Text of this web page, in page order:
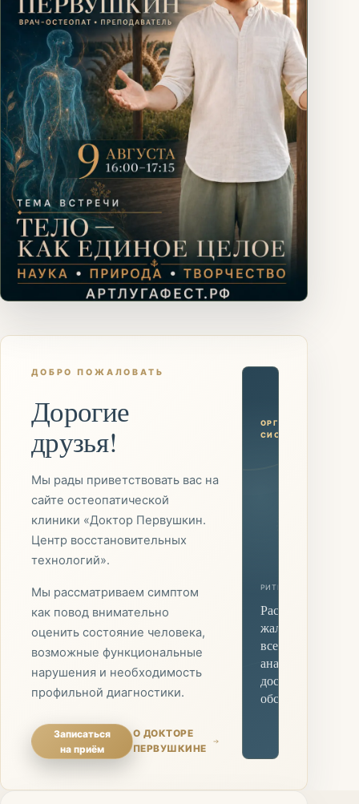
ДОБРО ПОЖАЛОВАТЬ
Дорогие
друзья!
Мы рады приветствовать вас на
сайте остеопатической
клиники «Доктор Первушкин.
Центр восстановительных
технологий».
Мы рассматриваем симптом
как повод внимательно
оценить состояние человека,
возможные функциональные
нарушения и необходимость
профильной диагностики.
Записаться
на приём
О ДОКТОРЕ
ПЕРВУШКИНЕ
ОРГАНИЗМ КАК
СИСТЕМА
РИТМЫ
Рассматриваем
жалобу в
всего организма,
анамнеза и
доступных
обследований.